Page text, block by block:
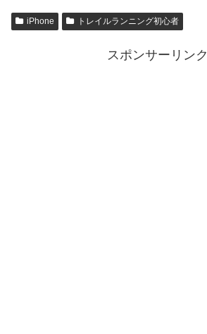
iPhone トレイルランニング初心者
スポンサーリンク